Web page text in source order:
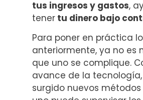
tus ingresos y gastos,
tener tu dinero bajo
Para poner en práctica
anteriormente, ya no es
que uno se complique.
avance de la
surgido nuevos